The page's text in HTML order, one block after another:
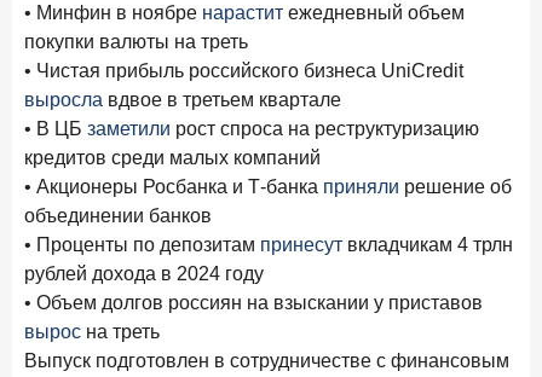
• Минфин в ноябре нарастит ежедневный объем
покупки валюты на треть
• Чистая прибыль российского бизнеса UniCredit
выросла вдвое в третьем квартале
• В ЦБ заметили рост спроса на реструктуризацию
кредитов среди малых компаний
• Акционеры Росбанка и Т-банка приняли решение об
объединении банков
• Проценты по депозитам принесут вкладчикам 4 трлн
рублей дохода в 2024 году
• Объем долгов россиян на взыскании у приставов
вырос на треть
Выпуск подготовлен в сотрудничестве с финансовым